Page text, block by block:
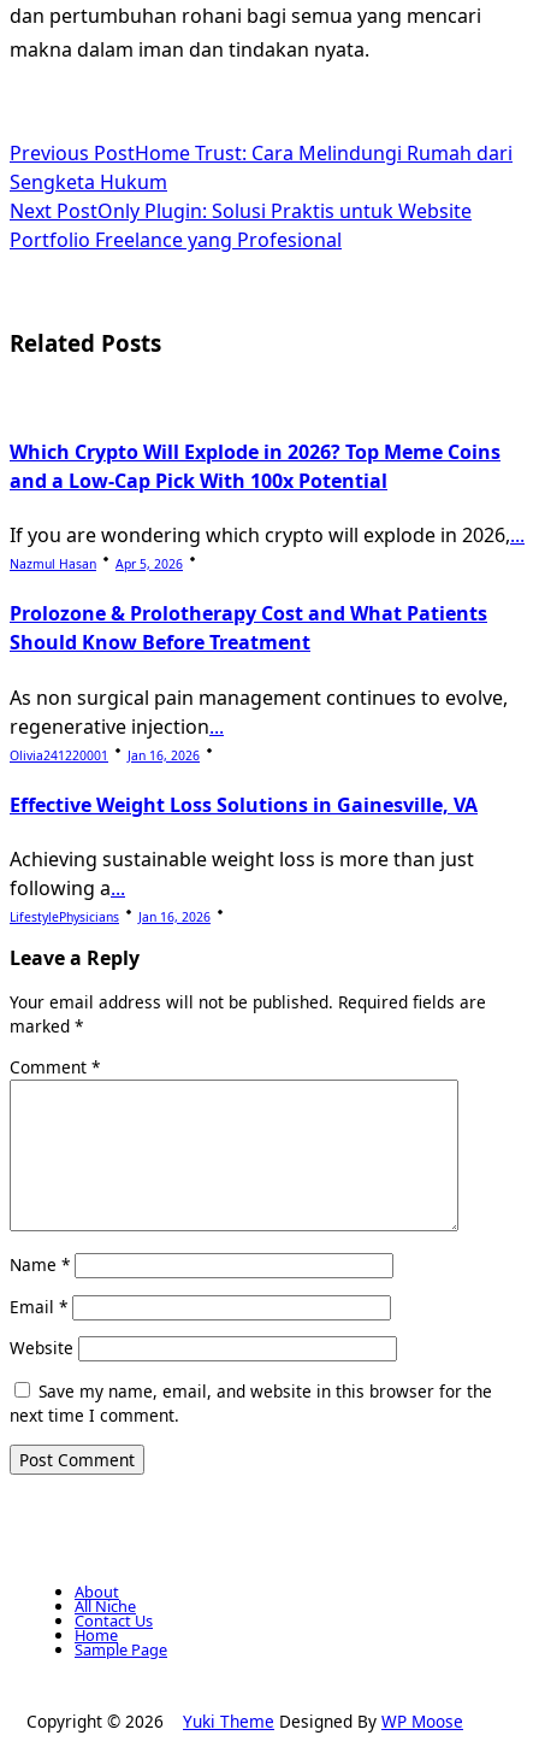
dan pertumbuhan rohani bagi semua yang mencari
makna dalam iman dan tindakan nyata.
<span
class="nav-
subtitle
reader-
Previous PostHome Trust: Cara Melindungi Rumah dari
Sengketa Hukum
Next PostOnly Plugin: Solusi Praktis untuk Website
Portfolio Freelance yang Profesional
Related Posts
Which Crypto Will Explode in 2026? Top Meme Coins
and a Low-Cap Pick With 100x Potential
If you are wondering which crypto will explode in 2026,...
Nazmul Hasan Apr 5, 2026
Prolozone & Prolotherapy Cost and What Patients
Should Know Before Treatment
As non surgical pain management continues to evolve,
regenerative injection...
Olivia241220001 Jan 16, 2026
Effective Weight Loss Solutions in Gainesville, VA
Achieving sustainable weight loss is more than just
following a...
LifestylePhysicians Jan 16, 2026
Leave a Reply
Your email address will not be published. Required fields are
marked *
Comment *
Name *
Email *
Website
Save my name, email, and website in this browser for the
next time I comment.
About
All Niche
Contact Us
Home
Sample Page
Copyright © 2026 Yuki Theme Designed By WP Moose